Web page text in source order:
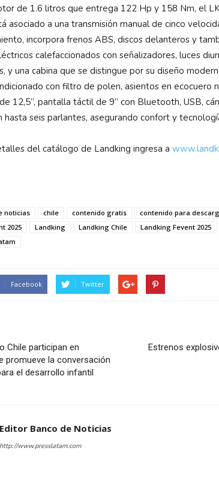
de 1.6 litros que entrega 122 Hp y 158 Nm, el
asociado a una transmisión manual de cinco
incorpora frenos ABS, discos delanteros y
calefaccionados con señalizadores, luces
y una cabina que se distingue por su diseño
con filtro de polen, asientos en ecocuero
12,5”, pantalla táctil de 9” con Bluetooth, USB,
hasta seis parlantes, asegurando confort y
del catálogo de Landking ingresa a
noticias chile contenido gratis contenido para
2025 Landking Landking Chile Landking Fevent 2025
Facebook Twitter
Chile participan en
promueve la conversación
el desarrollo infantil
Estrenos
Editor Banco de Noticias
http://www.presslatam.com